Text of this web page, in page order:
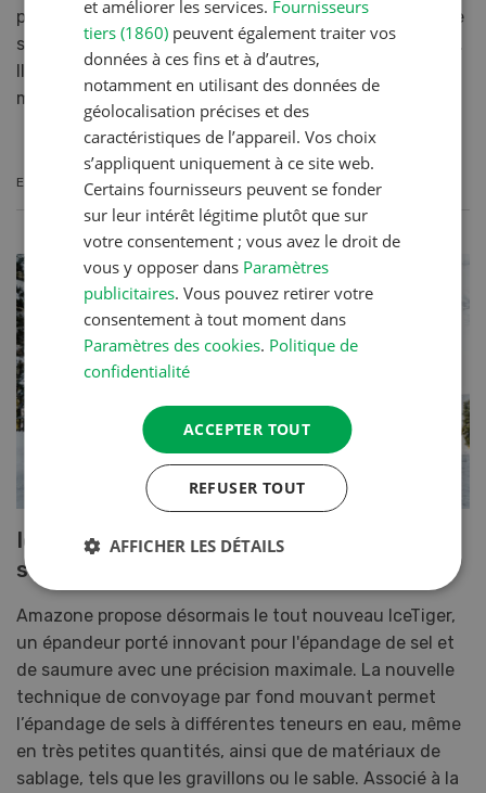
propose des options supplémentaires aussi bien pour le
système de guidage que pour la répartition de la paille.
Il y a aussi du nouveau dans la gamme des
moissonneuses-batteuses à secoueurs Fendt.
EN SAVOIR PLUS
IceTiger – Davantage de précision en
service hivernal
Amazone propose désormais le tout nouveau IceTiger,
un épandeur porté innovant pour l'épandage de sel et
de saumure avec une précision maximale. La nouvelle
technique de convoyage par fond mouvant permet
l’épandage de sels à différentes teneurs en eau, même
en très petites quantités, ainsi que de matériaux de
sablage, tels que les gravillons ou le sable. Associé à la
et améliorer les services. Fournisseurs
tiers (1860) peuvent également traiter vos
données à ces fins et à d’autres,
notamment en utilisant des données de
géolocalisation précises et des
caractéristiques de l’appareil. Vos choix
s’appliquent uniquement à ce site web.
Certains fournisseurs peuvent se fonder
sur leur intérêt légitime plutôt que sur
votre consentement ; vous avez le droit de
vous y opposer dans Paramètres
publicitaires. Vous pouvez retirer votre
consentement à tout moment dans
Paramètres des cookies. Politique de
confidentialité
ACCEPTER TOUT
REFUSER TOUT
AFFICHER LES DÉTAILS